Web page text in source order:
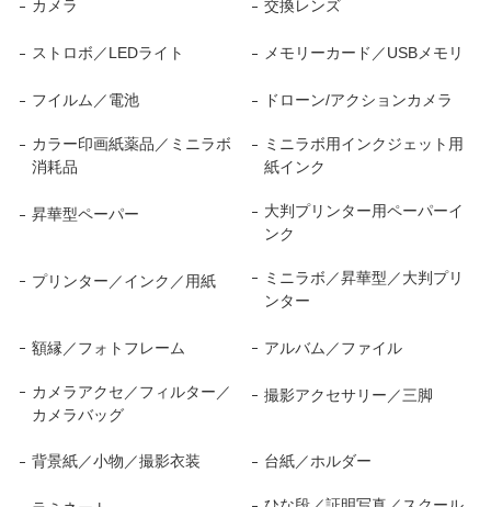
カメラ 交換レンズ
ストロボ／LEDライト メモリーカード／USBメモリ
フイルム／電池 ドローン/アクションカメラ
カラー印画紙薬品／ミニラボ
消耗品
ミニラボ用インクジェット用
紙インク
昇華型ペーパー
大判プリンター用ペーパーイ
ンク
プリンター／インク／用紙
ミニラボ／昇華型／大判プリ
ンター
額縁／フォトフレーム アルバム／ファイル
カメラアクセ／フィルター／
カメラバッグ
撮影アクセサリー／三脚
背景紙／小物／撮影衣装 台紙／ホルダー